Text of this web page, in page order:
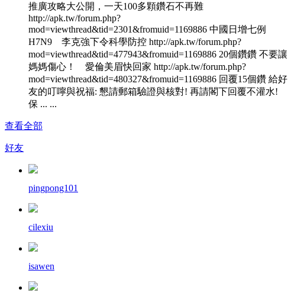
推廣攻略大公開，一天100多顆鑽石不再難
http://apk.tw/forum.php?
mod=viewthread&tid=2301&fromuid=1169886 中國日增七例
H7N9 李克強下令科學防控 http://apk.tw/forum.php?
mod=viewthread&tid=477943&fromuid=1169886 20個鑽鑽 不要讓
媽媽傷心！ 愛倫美眉快回家 http://apk.tw/forum.php?
mod=viewthread&tid=480327&fromuid=1169886 回覆15個鑽 給好
友的叮嚀與祝福: 懇請郵箱驗證與核對! 再請閣下回覆不灌水!
保 ... ...
查看全部
好友
pingpong101
cilexiu
isawen